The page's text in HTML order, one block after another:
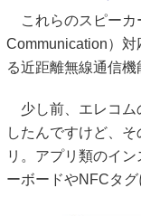
これらのスピーカ
Communication）
る近距離無線通信機
少し前、エレコム
したんですけど、
リ。アプリ類のイ
ーボードやNFCタ